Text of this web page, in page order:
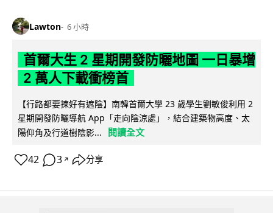
Lawton 6 小時
首爾大生 2 星期開發防曬地圖 一日暴增
2 萬人下載衝榜首
【行路都要揀好有遮陰】南韓首爾大學 23 歲學生劉敏俊利用 2
星期開發防曬導航 App「走向陰涼處」，結合建築物高度、太
陽仰角及行道樹陰影...
閱讀全文
42 3 ↗ 分享